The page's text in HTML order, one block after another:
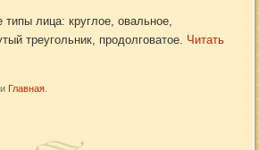
лица: круглое, овальное,
треугольник, продолговатое. Читать
Главная